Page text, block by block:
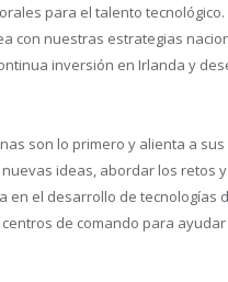
para el talento
con nuestras estrategias
inversión en Irlanda y
son lo primero y alienta a sus
ideas, abordar los retos
el desarrollo de tecnologías
de comando para